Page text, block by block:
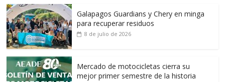
Galapagos Guardians y Chery en minga
para recuperar residuos
8 de julio de 2026
Mercado de motocicletas cierra su
mejor primer semestre de la historia